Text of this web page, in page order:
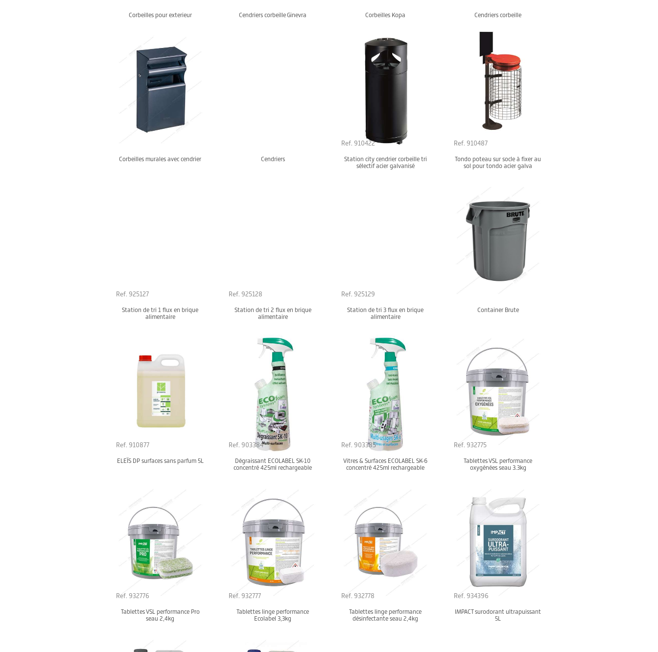
Corbeilles pour exterieur Cendriers corbeille Ginevra Corbeilles Kopa Cendriers corbeille
Corbeilles murales avec cendrier Cendriers
Ref. 910422
Station city cendrier corbeille tri
sélectif acier galvanisé
Ref. 910487
Tondo poteau sur socle à fixer au
sol pour tondo acier galva
Ref. 925127
Station de tri 1 flux en brique
alimentaire
Ref. 925128
Station de tri 2 flux en brique
alimentaire
Ref. 925129
Station de tri 3 flux en brique
alimentaire
Container Brute
Ref. 910877
ELEÏS DP surfaces sans parfum 5L
Ref. 903384
Dégraissant ECOLABEL SK-10
concentré 425ml rechargeable
Ref. 903385
Vitres & Surfaces ECOLABEL SK-6
concentré 425ml rechargeable
Ref. 932775
Tablettes VSL performance
oxygénées seau 3.3kg
Ref. 932776
Tablettes VSL performance Pro
seau 2,4kg
Ref. 932777
Tablettes linge performance
Ecolabel 3,3kg
Ref. 932778
Tablettes linge performance
désinfectante seau 2,4kg
Ref. 934396
IMPACT surodorant ultrapuissant
5L